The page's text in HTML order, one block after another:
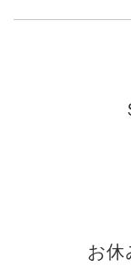
お休